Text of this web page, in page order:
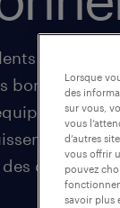
bonnes
de
Lorsque
des
sur vous,
vous
d’autres
vous offrir
pouvez
savoir plus